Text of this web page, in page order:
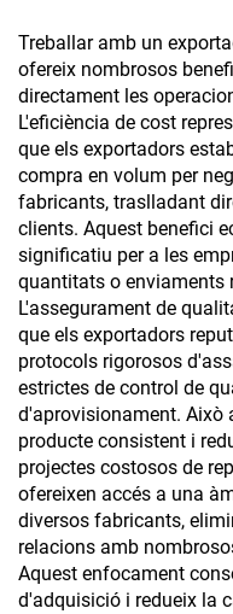
Treballar amb un
ofereix nombrosos
directament les
L'eficiència de cost
que els exportadors
compra en volum per
fabricants, traslladant
clients. Aquest benefici
significatiu per a les
quantitats o enviaments
L'assegurament de
que els exportadors
protocols rigorosos
estrictes de control de
d'aprovisionament. Això
producte consistent i
projectes costosos de
ofereixen accés a una
diversos fabricants,
relacions amb
Aquest enfocament
d'adquisició i redueix la